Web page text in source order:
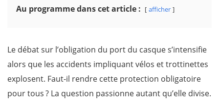
Au programme dans cet article : afficher
Le débat sur l’obligation du port du casque s’intensifie
alors que les accidents impliquant vélos et trottinettes
explosent. Faut-il rendre cette protection obligatoire
pour tous ? La question passionne autant qu’elle divise.